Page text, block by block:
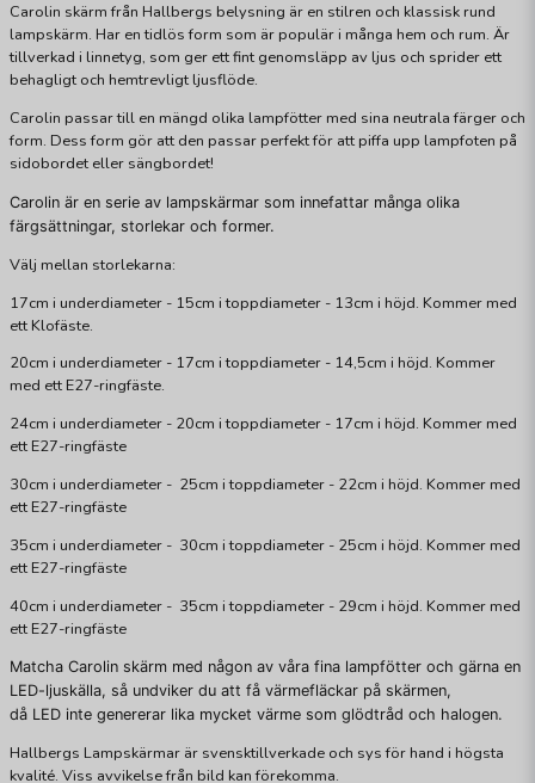
Carolin skärm från Hallbergs belysning är en stilren och klassisk rund
lampskärm. Har en tidlös form som är populär i många hem och rum. Är
tillverkad i linnetyg, som ger ett fint genomsläpp av ljus och sprider ett
behagligt och hemtrevligt ljusflöde.
Carolin passar till en mängd olika lampfötter med sina neutrala färger och
form. Dess form gör att den passar perfekt för att piffa upp lampfoten på
sidobordet eller sängbordet!
Carolin är en serie av lampskärmar som innefattar många olika
färgsättningar, storlekar och former.
Välj mellan storlekarna:
17cm i underdiameter - 15cm i toppdiameter - 13cm i höjd. Kommer med
ett Klofäste.
20cm i underdiameter - 17cm i toppdiameter - 14,5cm i höjd. Kommer
med ett E27-ringfäste.
24cm i underdiameter - 20cm i toppdiameter - 17cm i höjd. Kommer med
ett E27-ringfäste
30cm i underdiameter - 25cm i toppdiameter - 22cm i höjd. Kommer med
ett E27-ringfäste
35cm i underdiameter - 30cm i toppdiameter - 25cm i höjd. Kommer med
ett E27-ringfäste
40cm i underdiameter - 35cm i toppdiameter - 29cm i höjd. Kommer med
ett E27-ringfäste
Matcha Carolin skärm med någon av våra fina lampfötter och gärna en
LED-ljuskälla, så undviker du att få värmefläckar på skärmen,
då LED inte genererar lika mycket värme som glödtråd och halogen.
Hallbergs Lampskärmar är svensktillverkade och sys för hand i högsta
kvalité. Viss avvikelse från bild kan förekomma.